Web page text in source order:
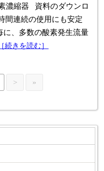
濃縮器 資料のダウンロ
間連続の使用にも安定
に、多数の酸素発生流量
［続きを読む］
> »